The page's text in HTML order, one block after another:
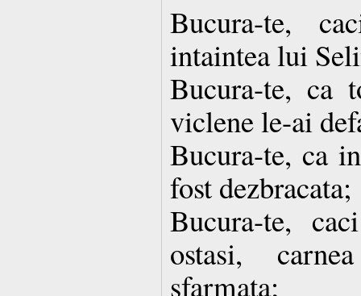
Bucura-te,
intaintea lui
Bucura-te, ca
viclene le-ai
Bucura-te, ca
fost dezbracata;
Bucura-te,
ostasi,
sfarmata;